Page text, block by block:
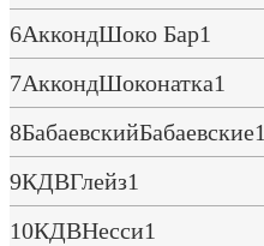
6АккондШоко Бар1
7АккондШоконатка1
8БабаевскийБабаевские1
9КДВГлейз1
10КДВНесси1